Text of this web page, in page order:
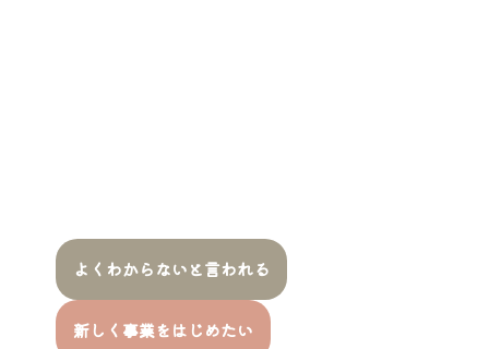
よくわからないと言われる
新しく事業をはじめたい